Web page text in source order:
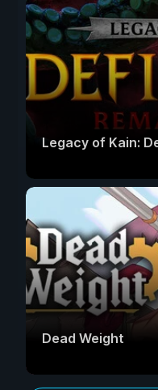
Legacy of Kain:
Dead Weight